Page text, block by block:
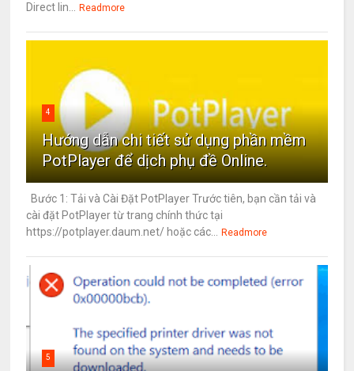
Direct lin... Readmore
4
Hướng dẫn chi tiết sử dụng phần mềm
PotPlayer để dịch phụ đề Online.
Bước 1: Tải và Cài Đặt PotPlayer Trước tiên, bạn cần tải và
cài đặt PotPlayer từ trang chính thức tại
https://potplayer.daum.net/ hoặc các... Readmore
5